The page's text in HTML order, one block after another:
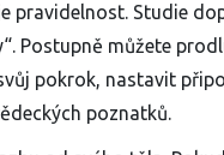
pravidelnost. Studie
Postupně můžete
pokrok, nastavit
poznatků.